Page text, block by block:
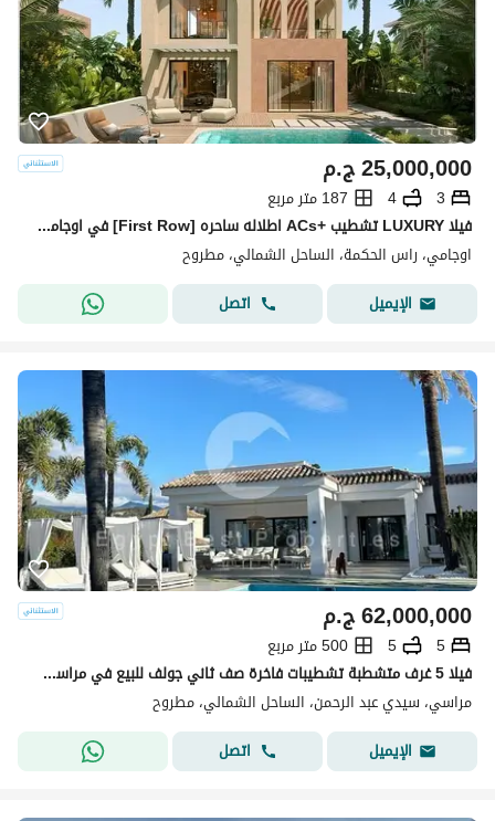
ج.م25,000,000
3
4
187 متر مربع
فيلا LUXURY تشطيب +ACs اطلاله ساحره [First Row] في اوجامي سوديك اميز شاطي في راس الحكمه Sandy Beach بجوار سيزر و فوكا باي و لافيستا | OGAMI BY S
اوجامي، راس الحكمة، الساحل الشمالي، مطروح
الإيميل
اتصل
ج.م62,000,000
5
5
500 متر مربع
فيلا 5 غرف متشطبة تشطيبات فاخرة صف ثاني جولف للبيع في مراسي اعمار الساحل الشمالي
مراسي، سيدي عبد الرحمن، الساحل الشمالي، مطروح
الإيميل
اتصل